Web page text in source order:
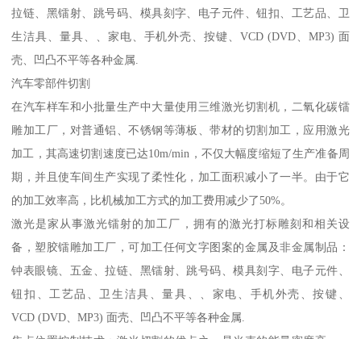
拉链、黑镭射、跳号码、模具刻字、电子元件、钮扣、工艺品、卫
生洁具、量具、、家电、手机外壳、按键、VCD (DVD、MP3) 面
壳、凹凸不平等各种金属.
汽车零部件切割
在汽车样车和小批量生产中大量使用三维激光切割机，二氧化碳镭
雕加工厂，对普通铝、不锈钢等薄板、带材的切割加工，应用激光
加工，其高速切割速度已达10m/min，不仅大幅度缩短了生产准备周
期，并且使车间生产实现了柔性化，加工面积减小了一半。由于它
的加工效率高，比机械加工方式的加工费用减少了50%。
激光是家从事激光镭射的加工厂，拥有的激光打标雕刻和相关设
备，塑胶镭雕加工厂，可加工任何文字图案的金属及非金属制品：
钟表眼镜、五金、拉链、黑镭射、跳号码、模具刻字、电子元件、
钮扣、工艺品、卫生洁具、量具、、家电、手机外壳、按键、
VCD (DVD、MP3) 面壳、凹凸不平等各种金属.